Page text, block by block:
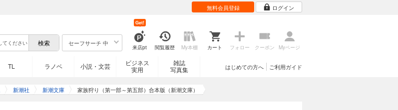
無料会員登録 ログイン
セーフサーチ 中
来店pt
Get!
閲覧履歴 My本棚 カート フォロー クーポン Myページ
TL ラノベ 小説・文芸
ビジネス
実用
雑誌
写真集
ご利用ガイド
はじめての方へ
新潮社 新潮文庫 家族狩り（第一部～第五部）合本版（新潮文庫）